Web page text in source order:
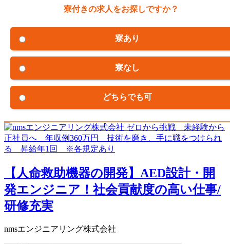
寮付きの求人をお探しですか？
寮あり
寮なし
どちらでも可
【人命救助機器の開発】AED設計・開
発エンジニア！社会貢献度の高い仕事/
研修充実
nmsエンジニアリング株式会社